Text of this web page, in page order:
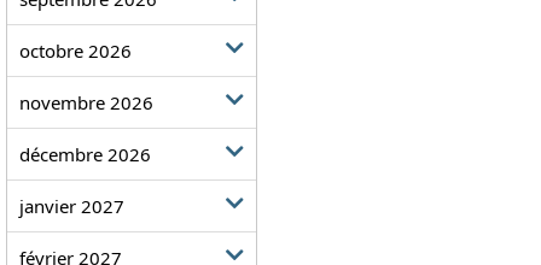
octobre 2026
novembre 2026
décembre 2026
janvier 2027
février 2027